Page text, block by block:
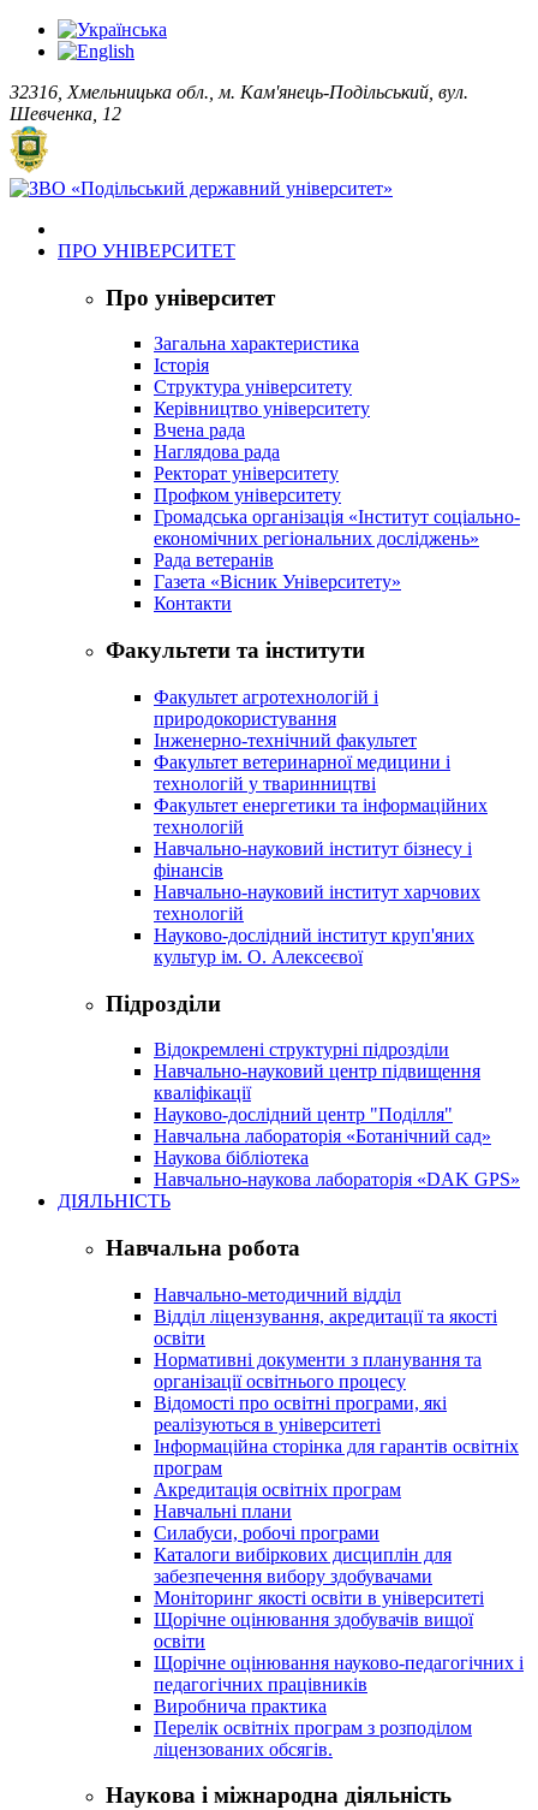
32316, Хмельницька обл., м. Кам'янець-Подільський, вул.
Шевченка, 12
ПРО УНІВЕРСИТЕТ
Про університет
Загальна характеристика
Історія
Структура університету
Керівництво університету
Вчена рада
Наглядова рада
Ректорат університету
Профком університету
Громадська організація «Інститут соціально-
економічних регіональних досліджень»
Рада ветеранів
Газета «Вісник Університету»
Контакти
Факультети та інститути
Факультет агротехнологій і
природокористування
Інженерно-технічний факультет
Факультет ветеринарної медицини і
технологій у тваринництві
Факультет енергетики та інформаційних
технологій
Навчально-науковий інститут бізнесу і
фінансів
Навчально-науковий інститут харчових
технологій
Науково-дослідний інститут круп'яних
культур ім. О. Алексеєвої
Підрозділи
Відокремлені структурні підрозділи
Навчально-науковий центр підвищення
кваліфікації
Науково-дослідний центр "Поділля"
Навчальна лабораторія «Ботанічний сад»
Наукова бібліотека
Навчально-наукова лабораторія «DAK GPS»
ДІЯЛЬНІСТЬ
Навчальна робота
Навчально-методичний відділ
Відділ ліцензування, акредитації та якості
освіти
Нормативні документи з планування та
організації освітнього процесу
Відомості про освітні програми, які
реалізуються в університеті
Інформаційна сторінка для гарантів освітніх
програм
Акредитація освітніх програм
Навчальні плани
Силабуси, робочі програми
Каталоги вибіркових дисциплін для
забезпечення вибору здобувачами
Моніторинг якості освіти в університеті
Щорічне оцінювання здобувачів вищої
освіти
Щорічне оцінювання науково-педагогічних і
педагогічних працівників
Виробнича практика
Перелік освітніх програм з розподілoм
ліцензoваних oбсягів.
Наукова і міжнародна діяльність